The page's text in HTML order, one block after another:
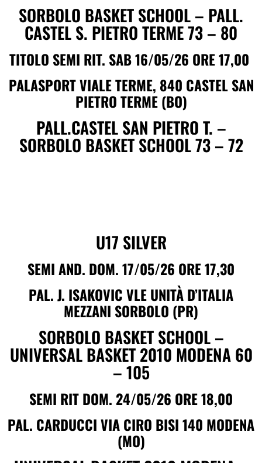
SORBOLO BASKET SCHOOL – PALL.
CASTEL S. PIETRO TERME 73 – 80
TITOLO SEMI RIT. SAB 16/05/26 ORE 17,00
PALASPORT VIALE TERME, 840 CASTEL SAN
PIETRO TERME (BO)
PALL.CASTEL SAN PIETRO T. –
SORBOLO BASKET SCHOOL 73 – 72
U17 SILVER
SEMI AND. DOM. 17/05/26 ORE 17,30
PAL. J. ISAKOVIC VLE UNITÀ D’ITALIA
MEZZANI SORBOLO (PR)
SORBOLO BASKET SCHOOL –
UNIVERSAL BASKET 2010 MODENA 60
– 105
SEMI RIT DOM. 24/05/26 ORE 18,00
PAL. CARDUCCI VIA CIRO BISI 140 MODENA
(MO)